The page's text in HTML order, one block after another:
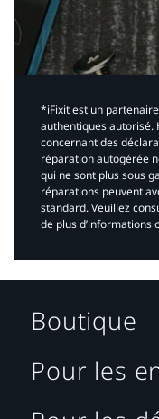
*iFixit est un
authentiques autorisé.
concernant des
réparation autogérée
qui ne sont plus sous
réparations peuvent
standard. Veuillez
de plus d’informations
Boutique
Pour les